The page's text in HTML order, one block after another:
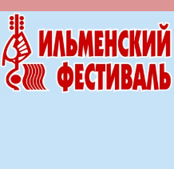
Ильменский